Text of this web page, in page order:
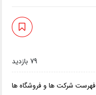
79 بازدید
فهرست شرکت ها و فروشگاه ها